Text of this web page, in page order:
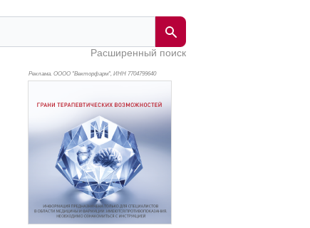
Расширенный поиск
Реклама. ОООО "Векторфарм", ИНН 7704799640